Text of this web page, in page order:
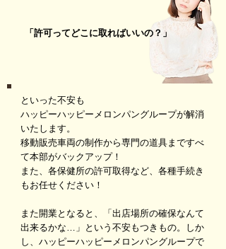
「許可ってどこに取ればいいの？」
といった不安も
ハッピーハッピーメロンパングループが解消
いたします。
移動販売車両の制作から専門の道具まですべ
て本部がバックアップ！
また、各保健所の許可取得など、各種手続き
もお任せください！
また開業となると、「出店場所の確保なんて
出来るかな…」という不安もつきもの。しか
し、ハッピーハッピーメロンパングループで